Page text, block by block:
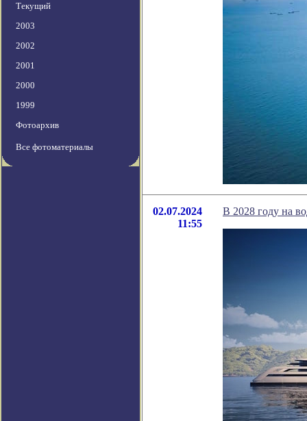
Текущий
2003
2002
2001
2000
1999
Фотоархив
Все фотоматериалы
02.07.2024
11:55
В 2028 году на